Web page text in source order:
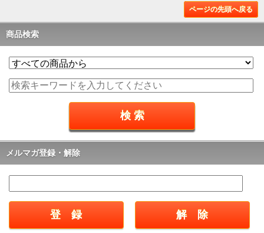
ページの先頭へ戻る
商品検索
メルマガ登録・解除